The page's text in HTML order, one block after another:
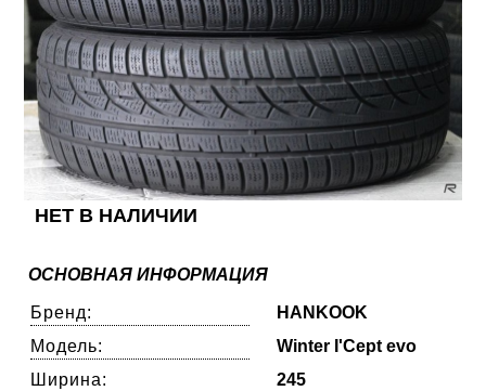
НЕТ В НАЛИЧИИ
ОСНОВНАЯ ИНФОРМАЦИЯ
Бренд:
HANKOOK
Модель:
Winter I'Cept evo
Ширина:
245